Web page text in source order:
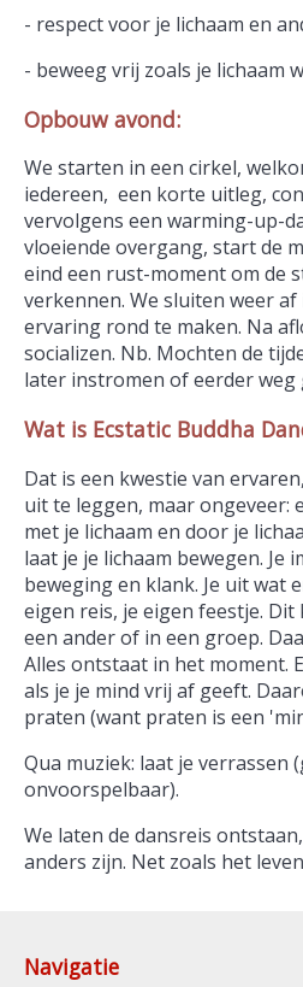
- respect voor je lichaam en
- beweeg vrij zoals je lichaam
Opbouw avond:
We starten in een cirkel,
iedereen, een korte uitleg,
vervolgens een warming-up-
vloeiende overgang, start de
eind een rust-moment om de
verkennen. We sluiten weer
ervaring rond te maken. Na
socializen. Nb. Mochten de
later instromen of eerder weg
Wat is Ecstatic Buddha
Dat is een kwestie van
uit te leggen, maar ongeveer:
met je lichaam en door je
laat je je lichaam bewegen. Je
beweging en klank. Je uit wat
eigen reis, je eigen feestje.
een ander of in een groep.
Alles ontstaat in het moment.
als je je mind vrij af geeft.
praten (want praten is een
Qua muziek: laat je verrassen
onvoorspelbaar).
We laten de dansreis
anders zijn. Net zoals het
Navigatie